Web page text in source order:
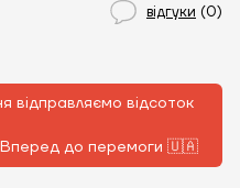
відгуки (0)
відправляємо відсоток
Вперед до перемоги 🇺🇦